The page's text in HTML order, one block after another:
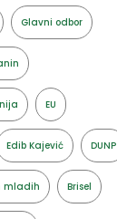
Glavni odbor
EU
Edib Kajević DUNP
mladih Brisel